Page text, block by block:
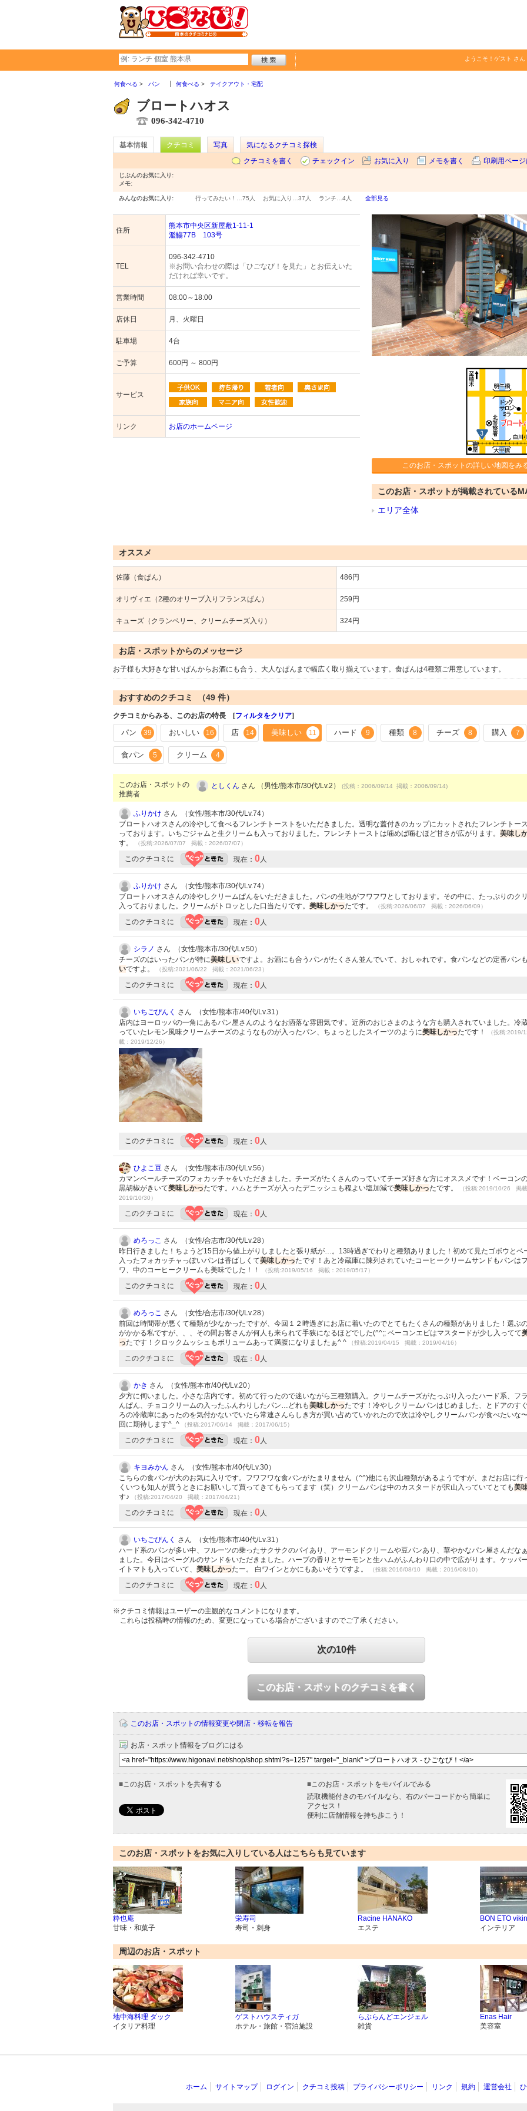
ようこそ！ ゲスト さん
何食べる パン 何食べる テイクアウト・宅配
ブロートハオス
096-342-4710
基本情報 クチコミ 写真
気になるクチコミ探検
クチコミを書く
チェックイン お気に入り メモを書く 印刷用ページ
じぶんのお気に入り:
メモ:
みんなのお気に入り: 行ってみたい！… 75人 お気に入り… 37人 ランチ… 4人 全部見る
住所
熊本市中央区新屋敷1-11-1
濫觴77B 103号
TEL
096-342-4710
※お問い合わせの際は「ひごなび！を見た」とお伝えいた
だければ幸いです。
営業時間 08:00～18:00
店休日 月、火曜日
駐車場 4台
ご予算 600円 ～ 800円
サービス
リンク お店のホームページ
このお店・スポットの詳しい地図をみ
このお店・スポットが掲載されている
エリア全体
オススメ
佐藤（食ぱん） 486円
オリヴィエ（2種のオリーブ入りフランスぱん） 259円
キューズ（クランベリー、クリームチーズ入り） 324円
お店・スポットからのメッセージ
お子様も大好きな甘いぱんからお酒にも合う、大人なぱんまで幅広く取り揃えています。食ぱんは4種類ご用意しています。
おすすめのクチコミ （49 件）
クチコミからみる、このお店の特長 [フィルタをクリア]
パン 39 おいしい 16 店 14 美味しい 11 ハード 9 種類 8 チーズ 8 購入 7
食パン 5 クリーム 4
このお店・スポットの
推薦者
としくん さん （男性/熊本市/30代/Lv.2） (投稿：2006/09/14 掲載：2006/09/14)
ふりかけ さん （女性/熊本市/30代/Lv.74）
ブロートハオスさんの冷やして食べるフレンチトーストをいただきました。透明な蓋付きのカップにカットされたフレンチトー
っております。いちごジャムと生クリームも入っておりました。フレンチトーストは噛めば噛むほど甘さが広がります。 美味し
す。
（投稿:2026/07/07 掲載：2026/07/07）
このクチコミに 現在： 0人
ふりかけ さん （女性/熊本市/30代/Lv.74）
ブロートハオスさんの冷やしクリームぱんをいただきました。パンの生地がフワフワとしております。その中に、たっぷりのク
入っておりました。クリームがトロッとした口当たりです。 美味しかったです。 （投稿:2026/06/07 掲載：2026/06/09）
このクチコミに 現在： 0人
シラノ さん （女性/熊本市/30代/Lv.50）
チーズのはいったパンが特に美味しいですよ。お酒にも合うパンがたくさん並んでいて、おしゃれです。食パンなどの定番パンも
いですよ。 （投稿:2021/06/22 掲載：2021/06/23）
このクチコミに 現在： 0人
いちごぴんく さん （女性/熊本市/40代/Lv.31）
店内はヨーロッパの一角にあるパン屋さんのようなお洒落な雰囲気です。近所のおじさまのような方も購入されていました。冷
っていたレモン風味クリームチーズのようなものが入ったパン、ちょっとしたスイーツのように美味しかったです！
（投稿
載：2019/12/26）
このクチコミに 現在： 0人
ひよこ豆 さん （女性/熊本市/30代/Lv.56）
カマンベールチーズのフォカッチャをいただきました。チーズがたくさんのっていてチーズ好きな方にオススメです！ベーコン
黒胡椒がきいて美味しかったです。ハムとチーズが入ったデニッシュも程よい塩加減で美味しかったです。
（投稿:2019/10/26 掲載
2019/10/30）
このクチコミに 現在： 0人
めろっこ さん （女性/合志市/30代/Lv.28）
昨日行きました！ちょうど15日から値上がりしましたと張り紙が…。13時過ぎでわりと種類ありました！初めて見たゴボウとベ
入ったフォカッチャっぽいパンは香ばしくて美味しかったです！あと冷蔵庫に陳列されていたコーヒークリームサンドもパンは
ワ、中のコーヒークリームも美味でした！！
（投稿:2019/05/16 掲載：2019/05/17）
このクチコミに 現在： 0人
めろっこ さん （女性/合志市/30代/Lv.28）
前回は時間帯が悪くて種類が少なかったですが、今回１２時過ぎにお店に着いたのでとてもたくさんの種類がありました！選ぶ
がかかる私ですが、、、その間お客さんが何人も来られて手狭になるほどでした(^^;; ベーコンエピはマスタードが少し入ってて
ったです！クロックムッシュもボリュームあって満腹になりましたぁ^ ^ （投稿:2019/04/15 掲載：2019/04/16）
このクチコミに 現在： 0人
かき さん （女性/熊本市/40代/Lv.20）
夕方に伺いました。小さな店内です。初めて行ったので迷いながら三種類購入。クリームチーズがたっぷり入ったハード系、フ
んぱん、チョコクリームの入ったふんわりしたパン…どれも美味しかったです！冷やしクリームパンはじめました、とドアのす
ろの冷蔵庫にあったのを気付かないでいたら常連さんらしき方が買い占めていかれたので次は冷やしクリームパンが食べたいな
回に期待します^_^
（投稿:2017/06/14 掲載：2017/06/15）
このクチコミに 現在： 0人
キヨみかん さん （女性/熊本市/40代/Lv.30）
こちらの食パンが大のお気に入りです。フワフワな食パンがたまりません（^^)他にも沢山種類があるようですが、まだお店に行
くいつも知人が買うときにお願いして買ってきてもらってます（笑）クリームパンは中のカスタードが沢山入っていてとても美
す♪
（投稿:2017/04/20 掲載：2017/04/21）
このクチコミに 現在： 0人
いちごぴんく さん （女性/熊本市/40代/Lv.31）
ハード系のパンが多い中、フルーツの乗ったサクサクのパイあり、アーモンドクリームや豆パンあり、華やかなパン屋さんだな
ました。今日はベーグルのサンドをいただきました。ハーブの香りとサーモンと生ハムがふんわり口の中で広がります。ケッパ
イトマトも入っていて、 美味しかったー。 白ワインとかにもあいそうですよ。 （投稿:2016/08/10 掲載：2016/08/10）
このクチコミに 現在： 0人
※クチコミ情報はユーザーの主観的なコメントになります。
これらは投稿時の情報のため、変更になっている場合がございますのでご了承ください。
次の10件
このお店・スポットのクチコミを書く
このお店・スポットの情報変更や閉店・移転を報告
お店・スポット情報をブログにはる
■このお店・スポットを共有する ■このお店・スポットをモバイルでみる
読取機能付きのモバイルなら、右のバーコードから簡単に
アクセス！
便利に店舗情報を持ち歩こう！
このお店・スポットをお気に入りしている人はこちらも見ています
粋也庵
甘味・和菓子
栄寿司
寿司・刺身
Racine HANAKO
エステ
BON ETO
インテリア
周辺のお店・スポット
地中海料理 ダック
イタリア料理
ゲストハウスティガ
ホテル・旅館・宿泊施設
らぶらんどエンジェル
雑貨
Enas Hair
美容室
ホーム サイトマップ ログイン クチコミ投稿 プライバシーポリシー リンク 規約 運営会社